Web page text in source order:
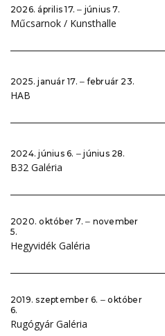
2026. április 17. ‒ június 7.
Műcsarnok / Kunsthalle
2025. január 17. ‒ február 23.
HAB
2024. június 6. ‒ június 28.
B32 Galéria
2020. október 7. ‒ november
5.
Hegyvidék Galéria
2019. szeptember 6. ‒ október
6.
Rugógyár Galéria